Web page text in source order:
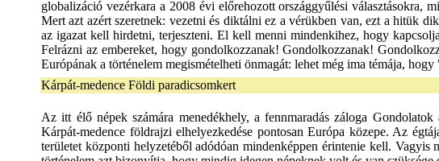
globalizáció vezérkara a 2008 évi előrehozott országgyűlési választásokra,
Mert azt azért szeretnek: vezetni és diktálni ez a vérükben van, ezt a hitük
az igazat kell hirdetni, terjeszteni. El kell menni mindenkihez, hogy
Felrázni az embereket, hogy gondolkozzanak! Gondolkozzanak!
Európának a történelem megismételheti önmagát: lehet még ima témája,
Kárpát-medence Földi paradicsomkert
Az itt élő népek számára menedékhely, a fennmaradás záloga Gondolatok a Kárpát-medencéről, melyeket elhallgatnak, félremagyaráznak, elferdítve tanítanak. Betelepítés Központi szerep: A Kárpát-medence földrajzi elhelyezkedése pontosan Európa közepe. Az égtájakat figyelembe véve teljesen mindegy, hogy egy átutazó milyen irányból jön és milyen irányba folytatja útját. Ezt a területet központi helyzetéből adódóan mindenképpen érintenie kell. Vagyis mi jelentjük Európa közepét és nem Brüsszel. Nekünk nincs miért az ún. Európához fölzárkózni. A múlt és a jelenkori történelem azt bizonyítja, hogy mindig idegen népeknek volt és van szüksége erre a területre, az itt lévő tudásra és nem fordítva ! Az energiaközpont: A Nasa kiadásában megjelent Gaia elmélet című munka azt írja, hogy Földünk élőlény, melynek a szívcsakrája a Kárpát-medencében található. A Föld 7 energetikai központja közül a Pilisben(Pólus) található a Föld szívcsakrája. A kozmoszból ide érkezik az az energia, melyet a szívcsakra (valóban szív formájú) továbbít és pumpál szét a Föld egész területére. Így tudja ezt minden ősi, magas kultúrával rendelkező nép is. Központja Dobogókő, mely a szakrális beavatás központja. A középkorban a Pilis olyan védett és zárt területi rendszert alkotott, melybe idegen be nem hatolhatott, a bejárás tiltott volt. (jól ismert Gertrudis királyné sorsa, aki a tiltás ellenére betette a lábát a tiltott területre. Az életével fizetett ezért.) A dalai Láma 22 évvel ezelőtt kinyilatkozta, hogy a Földön a magyaroknak energiaközpontot védő szerepük van. Brezsinszki nemzetbiztonsági tanácsadó a 70-es években leírta: "Aki a világ fölötti uralmat meg akarja szerezni, annak el kell foglalnia a Föld szívét. Aki elfoglalta a Föld szívét, az birtokba vette Európát. Aki birtokba vette Európát, az ura az egész világnak." Murád szultán kijelentette, hogy aki elfoglalja Magyarországot, az ura az egész világnak. Vagyis, akié az energetikai központ, az a világ ura. Bonfini, Galeotto és IV. Béla leírják, hogy Európa népei mind irigylik a magyaroktól a Kárpát-medence területét, az itt lévő gazdagságot, ezért gyűlölet veszi őket körbe . A középkorban úgy emlegették Magyarországot, hogy itt a leggazdagabb a föld, bő a hal-áldás, nagymennyiségű a kenyérgabona, a bor pedig kiváló . A hazánkat örök idők óta jellemző gazdagság ma is fenn áll. A bőséget jelenleg nem mi, hanem egy megszálló, idegen csoport élvezi. 2006 tavaszán a médiában bejelentették, hogy Magyarország a Föld 25 leggazdagabb országa közé tartozik! Ezt a hatalmas mértékű jövedelmet mi nem az olaj kitermelésének búsás hasznából értük el. Ez az előkelő hely a magyarság kemény munkájának eredménye. A hazánkra jellemző kedvező adottságok miatt nem véletlen, hogy a történelem során folyamatosan a Kárpát-medence volt mások számára a megszerzendő és vonzó földterület . Nagy Sándor hódító hadjáratának célja valószínűleg a Kárpát-medence és ezen belül a Pilis elfoglalása volt. A Pilisben akarta felépíteni a Nap palotáját . Tudta, hogy a Kárpát-medence megszerzésével a világ legnagyobb uralkodójává válhat. Szerencsénkre nem ért célba, útközben meghalt. A tatárok, a törökök, a Habsburgok, a németek, az oroszok mind ugyanezzel az irigységgel és sokszor gyűlölettel gondolkodtak és cselekedtek földünk megszerzése érdekében. És ez ma sincs másképp , a helyzet semmit nem változott. Trianon átkaként megszüntették a királyságot, az ősi földeket a nemességtől elkobozták, majd államosították. A parasztság földön futóvá vált. Az egy kézbe került állami földeket ezt követően könnyű volt (az elaltatott és elvakított néptől) privatizálni, kiárulni . Privatizálás: A jelenlegi kiárusítással végleg ki akarják húzni lábunk alól a talajt, a magyar anyaföldet. Az idegenek folyamatosan megkaparintják földjeinket és minden fontos, központi intézményünk irányítását. Ma a magyar föld megszerzése, kiárusítása